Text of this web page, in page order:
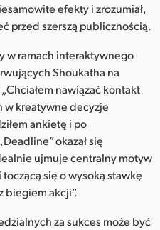
efekty i zrozumiał,
przed szerszą publicznością.
w ramach interaktywnego
Shoukatha na
nawiązać kontakt
w kreatywne decyzje
ankietę i po
okazał się
ujmuje centralny motyw
się o wysoką stawkę
biegiem akcji”.
za sukces może być